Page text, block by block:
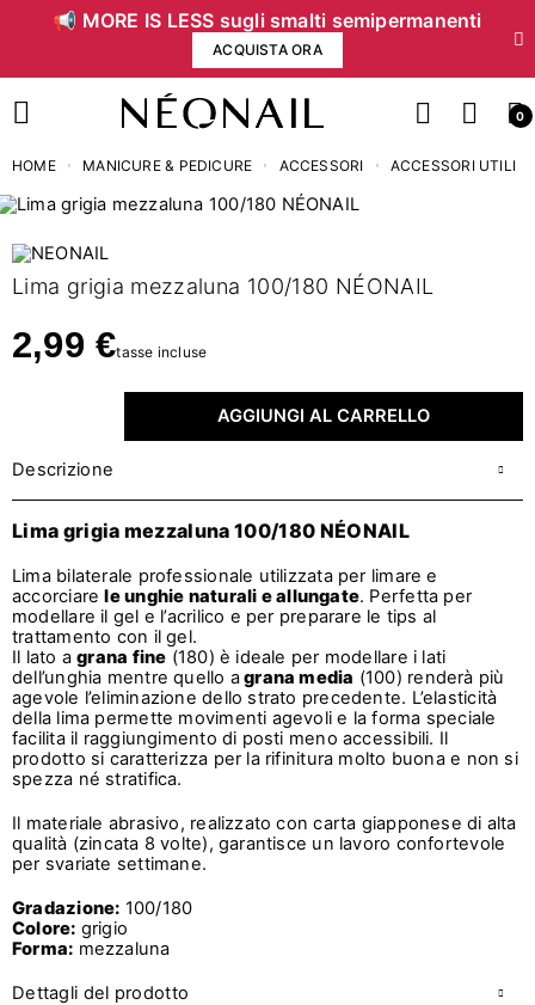
📢 MORE IS LESS sugli smalti semipermanenti
ACQUISTA ORA
0
HOME MANICURE & PEDICURE ACCESSORI ACCESSORI UTILI
Lima grigia mezzaluna 100/180 NÉONAIL
2,99 €tasse incluse
AGGIUNGI AL CARRELLO
Descrizione
Lima grigia mezzaluna 100/180 NÉONAIL
Lima bilaterale professionale utilizzata per limare e
accorciarele unghie naturali e allungate. Perfetta per
modellare il gel e l’acrilico e per preparare le tips al
trattamento con il gel.
Il lato agrana fine (180) è ideale per modellare i lati
dell’unghia mentre quello agrana media (100) renderà più
agevole l’eliminazione dello strato precedente. L’elasticità
della lima permette movimenti agevoli e la forma speciale
facilita il raggiungimento di posti meno accessibili. Il
prodotto si caratterizza per la rifinitura molto buona e non si
spezza né stratifica.
Il materiale abrasivo, realizzato con carta giapponese di alta
qualità (zincata 8 volte), garantisce un lavoro confortevole
per svariate settimane.
Gradazione: 100/180
Colore: grigio
Forma: mezzaluna
Dettagli del prodotto